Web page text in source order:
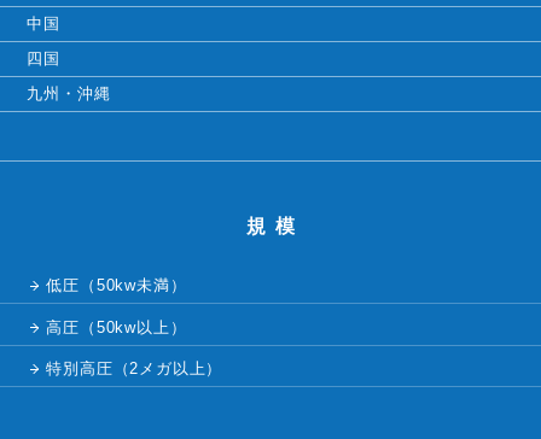
中国
四国
九州・沖縄
規模
低圧（50kw未満）
高圧（50kw以上）
特別高圧（2メガ以上）